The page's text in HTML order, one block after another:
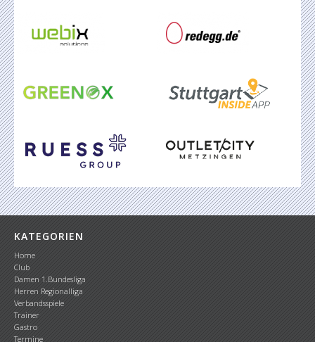
KATEGORIEN
Home
Club
Damen 1.Bundesliga
Herren Regionalliga
Verbandsspiele
Trainer
Gastro
Termine